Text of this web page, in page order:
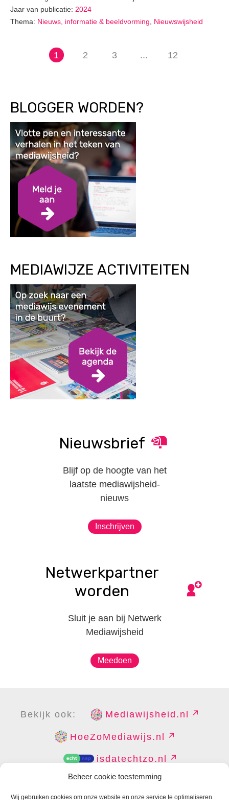
Beheer cookie toestemming
Wij gebruiken cookies om onze website en onze service te optimaliseren.
Jaar van publicatie: 2024
Thema: Nieuws, informatie & beeldvorming, Nieuwswijsheid
1 2 3 ... 12
BLOGGER WORDEN?
MEDIAWIJZE ACTIVITEITEN
Nieuwsbrief
Blijf op de hoogte van het
laatste mediawijsheid-
nieuws
Inschrijven
Netwerkpartner
worden
Sluit je aan bij Netwerk
Mediawijsheid
Meedoen
Bekijk ook: Mediawijsheid.nl
HoeZoMediawijs.nl
isdatechtzo.nl